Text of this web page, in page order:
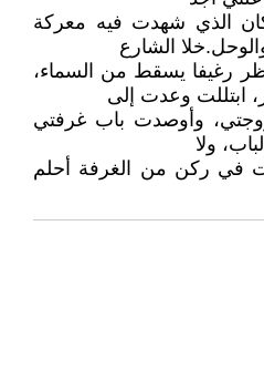
الذي شهدت فيه معركة
الشارع
رغيفا يسقط من السماء،
ابتللت وعدت إلى
وأوصدت باب غرفتي
ولا
في ركن من الغرفة أحلم